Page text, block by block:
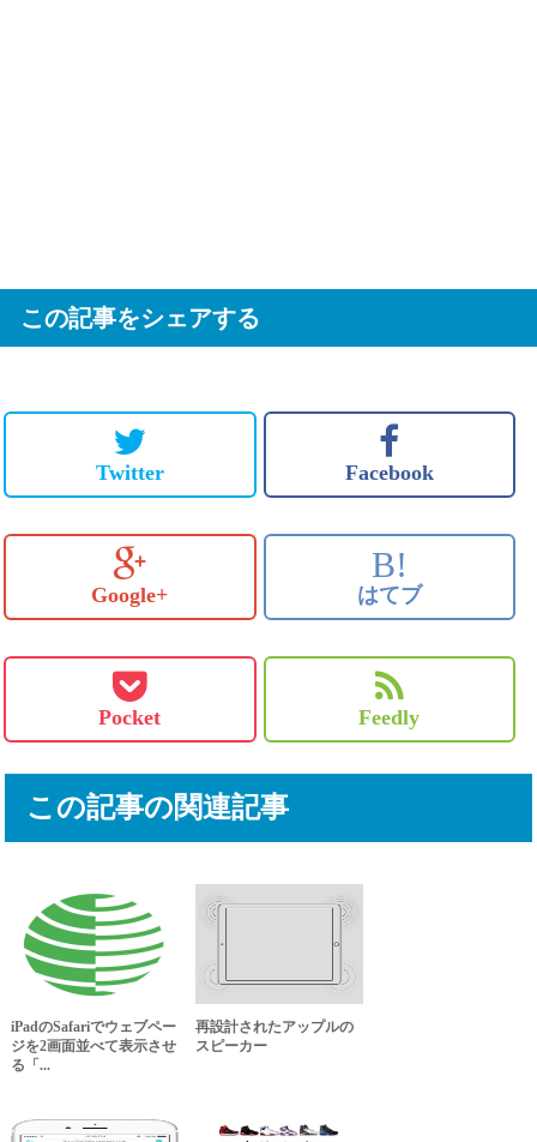
この記事をシェアする
Twitter Facebook
Google+
B!
はてブ
Pocket Feedly
この記事の関連記事
iPadのSafariでウェブペー
ジを2画面並べて表示させ
る「...
再設計されたアップルの
スピーカー